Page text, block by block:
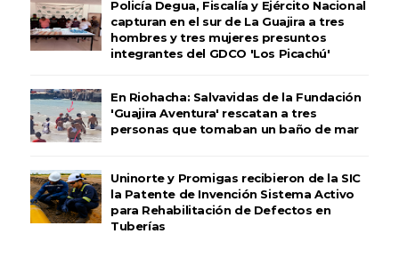
Policía Degua, Fiscalía y Ejército Nacional
capturan en el sur de La Guajira a tres
hombres y tres mujeres presuntos
integrantes del GDCO 'Los Picachú'
En Riohacha: Salvavidas de la Fundación
'Guajira Aventura' rescatan a tres
personas que tomaban un baño de mar
Uninorte y Promigas recibieron de la SIC
la Patente de Invención Sistema Activo
para Rehabilitación de Defectos en
Tuberías